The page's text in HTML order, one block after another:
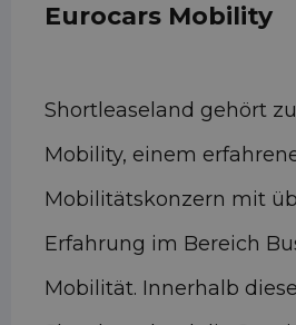
Eurocars Mobility
Shortleaseland gehört
Mobility, einem
Mobilitätskonzern mit
Erfahrung im Bereich
Mobilität. Innerhalb